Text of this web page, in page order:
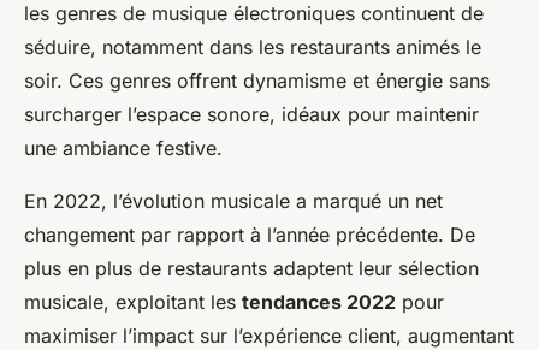
les genres de musique électroniques continuent de
séduire, notamment dans les restaurants animés le
soir. Ces genres offrent dynamisme et énergie sans
surcharger l’espace sonore, idéaux pour maintenir
une ambiance festive.
En 2022, l’évolution musicale a marqué un net
changement par rapport à l’année précédente. De
plus en plus de restaurants adaptent leur sélection
musicale, exploitant les tendances 2022 pour
maximiser l’impact sur l’expérience client, augmentant